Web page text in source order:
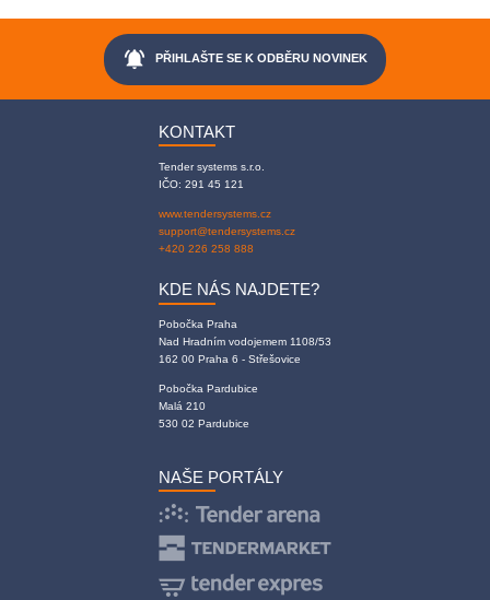
notifications_active PŘIHLAŠTE SE K ODBĚRU NOVINEK
KONTAKT
Tender systems s.r.o.
IČO: 291 45 121
www.tendersystems.cz
support@tendersystems.cz
+420 226 258 888
KDE NÁS NAJDETE?
Pobočka Praha
Nad Hradním vodojemem 1108/53
162 00 Praha 6 - Střešovice
Pobočka Pardubice
Malá 210
530 02 Pardubice
NAŠE PORTÁLY